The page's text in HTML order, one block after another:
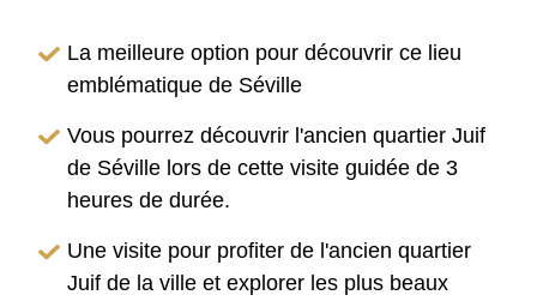
La meilleure option pour découvrir ce lieu
emblématique de Séville
Vous pourrez découvrir l'ancien quartier Juif
de Séville lors de cette visite guidée de 3
heures de durée.
Une visite pour profiter de l'ancien quartier
Juif de la ville et explorer les plus beaux